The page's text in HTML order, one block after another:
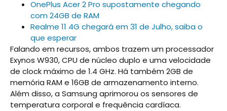
OnePlus Acer 2 Pro supostamente chegando
com 24GB de RAM
Realme 11 4G chegará em 31 de Julho, saiba o
que esperar
Falando em recursos, ambos trazem um processador
Exynos W930, CPU de núcleo duplo e uma velocidade
de clock máximo de 1.4 GHz. Há também 2GB de
memória RAM e 16GB de armazenamento interno.
Além disso, a Samsung aprimorou os sensores de
temperatura corporal e frequência cardíaca.